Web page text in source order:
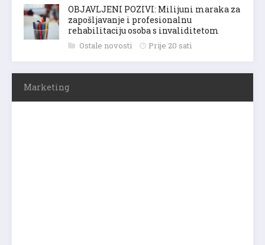
OBJAVLJENI POZIVI: Milijuni maraka za
zapošljavanje i profesionalnu
rehabilitaciju osoba s invaliditetom
Ostale novosti Prije 20 sati
Marketing